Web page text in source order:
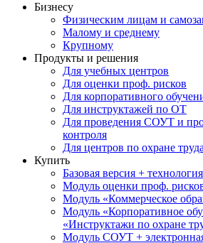
Бизнесу
Физическим лицам и
Малому и среднему
Крупному
Продукты и решения
Для учебных центров
Для оценки проф. рисков
Для корпоративного
Для инструктажей по ОТ
Для проведения СОУТ и
контроля
Для центров по охране труда
Купить
Базовая версия +
Модуль оценки проф.
Модуль «Коммерческое
Модуль «Корпоративное
«Инструктажи по охране
Модуль СОУТ +